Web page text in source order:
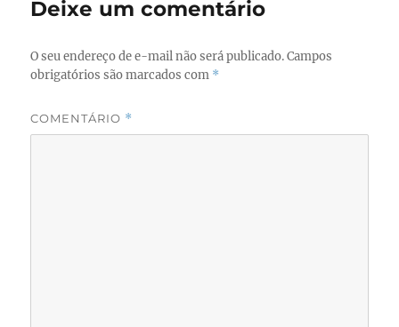
o
k
n
Deixe um comentário
O seu endereço de e-mail não será publicado. Campos
obrigatórios são marcados com *
COMENTÁRIO *